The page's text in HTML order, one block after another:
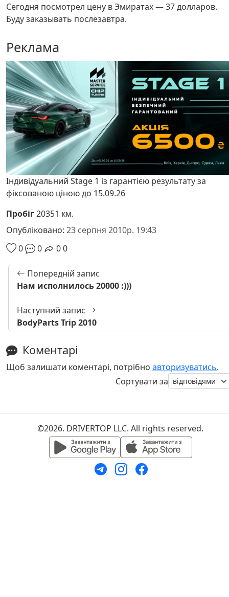
Сегодня посмотрел цену в Эмиратах — 37 долларов.
Буду заказывать послезавтра.
Реклама
Індивідуальний Stage 1 із гарантією результату за
фіксованою ціною до 15.09.26
Пробіг20351 км.
Опубліковано: 23 серпня 2010р. 19:43
0
0 00
Попередній запис
Нам исполнилось 20000 :)))
Наступний запис
BodyParts Trip 2010
Коментарі
Щоб залишати коментарі, потрібно авторизуватись.
Сортувати за
©2026. DRIVERTOP LLC. All rights reserved.